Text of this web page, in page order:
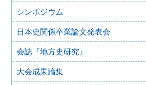
2025年6月5日
20日）
2025年6月5日
2024年度第6回研究例会（2025年7月12日）
2025年5月12日
2024年度第5回研究例会（2025年5月30日）
シンポジウム
日本史関係卒業論文発表会
会誌『地方史研究』
大会成果論集